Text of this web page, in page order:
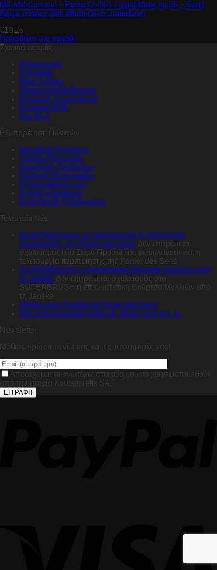
MILANI Conceal + Perfect 2-IN-1 Liquid Make up 06 – Sand
Beige (Honey with Warm Olive Undertone)
€19.15
Προσθήκη στο καλάθι
Σχετικά με εμάς
Επικοινωνία
Η Εταιρία
Όροι Χρήσης
Προσωπικά Δεδομένα
Ευκαιρίες Συνεργασίας
Εγγραφή B2B
Our Blog
Εξυπηρέτηση Πελατών
Μοναδικά Προνόμια
Τρόποι Πληρωμής
Αποστολή Προϊόντων
Πολιτική Επιστροφών
Ο λογαριασμός μου
Συχνές Ερωτήσεις
Εντοπισμός Παραγγελίας
Τελευταία Νέα
Σειρά Προσώπου με υαλουρονικό: η τελετουργία
περιποίησης της Panier des Sens Δεν επιτρέπεται
σχολιασμός
στο Σειρά Προσώπου με υαλουρονικό: η
τελετουργία περιποίησης της Panier des Sens
SUPERBRUSH η επαναστατική Βούρτσα Μαλλιών από
τη Janeke Δεν επιτρέπεται σχολιασμός
SUPERBRUSH η επαναστατική Βούρτσα Μαλλιών από
τη Janeke
Ήρθαν στην Ελλάδα τα Panier des Sens
Nέο επαγγελματικό make up, Milani από το L.A.
Newsletter
Μάθετε πρώτοι τα νέα μας και τις προσφορές μας!
Αποδέχομαι τα ανωτέρω στοιχεία μου να χρησιμοποιηθούν
από την εταιρία Koutsourelis SA.